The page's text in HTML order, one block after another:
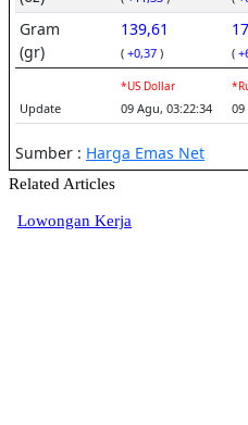
Related Articles
Lowongan Kerja